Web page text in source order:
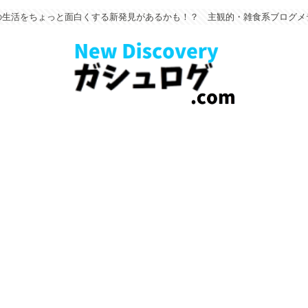
生活をちょっと面白くする新発見があるかも！？ 主観的・雑食系ブログメ